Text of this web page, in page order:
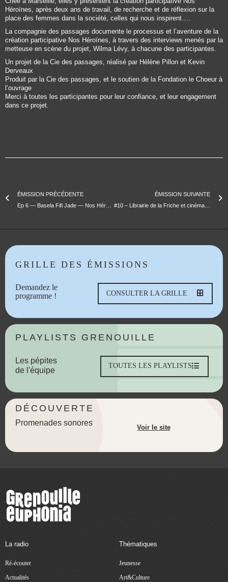
Héroïnes, après deux ans de travail, de recherche et de réflexion sur la
place des femmes dans la société, celles qui nous inspirent….
La compagnie des passages documente le processus et l’aventure de la
création participative Nos Héroïnes, à travers des interviews menés par la
metteuse en scène du projet, Wilma Lévy, à chacune des participantes.
Un projet de la Cie des passages, réalisé par Hélène Pillon et Kevin
Derveaux
Produit par la Cie des passages, et le soutien de la Fondation le Choeur à
l’ouvrage
Merci à toutes les participantes pour leur confiance, et leur engagement
dans ce projet.
ÉMISSION PRÉCÉDENTE
ÉMISSION SUIVANTE
#10 – Librairie de la Friche et cinéma Le Gyptis
GRILLE DES ÉMISSIONS
Demandez le
programme !
CONSULTER LA GRILLE
PLAYLISTS GRENOUILLE
Les pépites
de l'équipe
TOUTES LES PLAYLISTS
DÉCOUVERTE
Promenades sonores
Voir le site
La radio
Ré-écouter
Actualités
Thématiques
Jeunesse
Art&Culture